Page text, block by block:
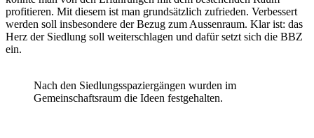
profitieren. Mit diesem ist man grundsätzlich zufrieden. Verbessert
werden soll insbesondere der Bezug zum Aussenraum. Klar ist: das
Herz der Siedlung soll weiterschlagen und dafür setzt sich die BBZ
ein.
Nach den Siedlungsspaziergängen wurden im
Gemeinschaftsraum die Ideen festgehalten.